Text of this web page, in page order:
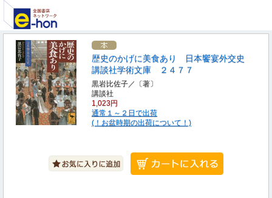
歴史のかげに美食あり 日本饗宴外交史
講談社学術文庫 ２４７７
黒岩比佐子／〔著〕
講談社
1,023円
通常１～２日で出荷
(！お盆時期の出荷について！)